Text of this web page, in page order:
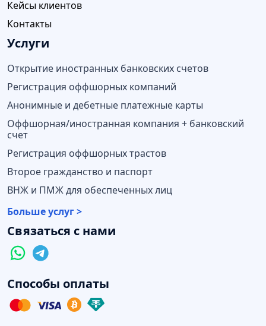
Кейсы клиентов
Контакты
Услуги
Открытие иностранных банковских счетов
Регистрация оффшорных компаний
Анонимные и дебетные платежные карты
Оффшорная/иностранная компания + банковский
счет
Регистрация оффшорных трастов
Второе гражданство и паспорт
ВНЖ и ПМЖ для обеспеченных лиц
Больше услуг >
Связаться с нами
Способы оплаты